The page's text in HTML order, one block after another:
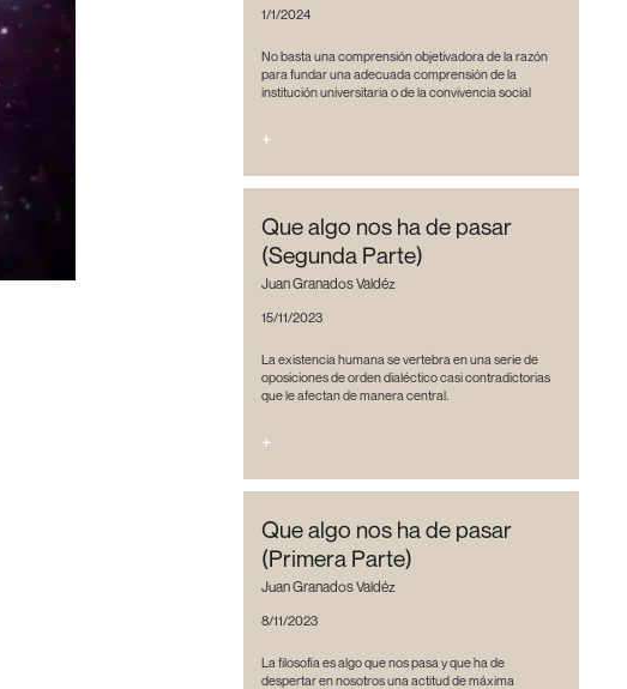
1/1/2024
No basta una comprensión objetivadora de la razón
para fundar una adecuada comprensión de la
institución universitaria o de la convivencia social
+
Que algo nos ha de pasar
(Segunda Parte)
Juan Granados Valdéz
15/11/2023
La existencia humana se vertebra en una serie de
oposiciones de orden dialéctico casi contradictorias
que le afectan de manera central.
+
Que algo nos ha de pasar
(Primera Parte)
Juan Granados Valdéz
8/11/2023
La filosofía es algo que nos pasa y que ha de
despertar en nosotros una actitud de máxima